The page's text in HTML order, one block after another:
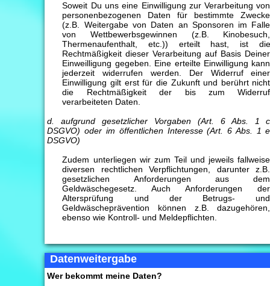
Soweit Du uns eine Einwilligung zur Verarbeitung von
personenbezogenen Daten für bestimmte Zwecke
(z.B. Weitergabe von Daten an Sponsoren im Falle
von Wettbewerbsgewinnen (z.B. Kinobesuch,
Thermenaufenthalt, etc.)) erteilt hast, ist die
Rechtmäßigkeit dieser Verarbeitung auf Basis Deiner
Einweilligung gegeben. Eine erteilte Einwilligung kann
jederzeit widerrufen werden. Der Widerruf einer
Einwilligung gilt erst für die Zukunft und berührt nicht
die Rechtmäßigkeit der bis zum Widerruf
verarbeiteten Daten.
d. aufgrund gesetzlicher Vorgaben (Art. 6 Abs. 1 c
DSGVO) oder im öffentlichen Interesse (Art. 6 Abs. 1 e
DSGVO)
Zudem unterliegen wir zum Teil und jeweils fallweise
diversen rechtlichen Verpflichtungen, darunter z.B.
gesetzlichen Anforderungen aus dem
Geldwäschegesetz. Auch Anforderungen der
Altersprüfung und der Betrugs- und
Geldwäscheprävention können z.B. dazugehören,
ebenso wie Kontroll- und Meldepflichten.
Datenweitergabe
Wer bekommt meine Daten?